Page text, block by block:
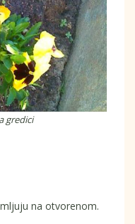
gredici
na otvorenom.